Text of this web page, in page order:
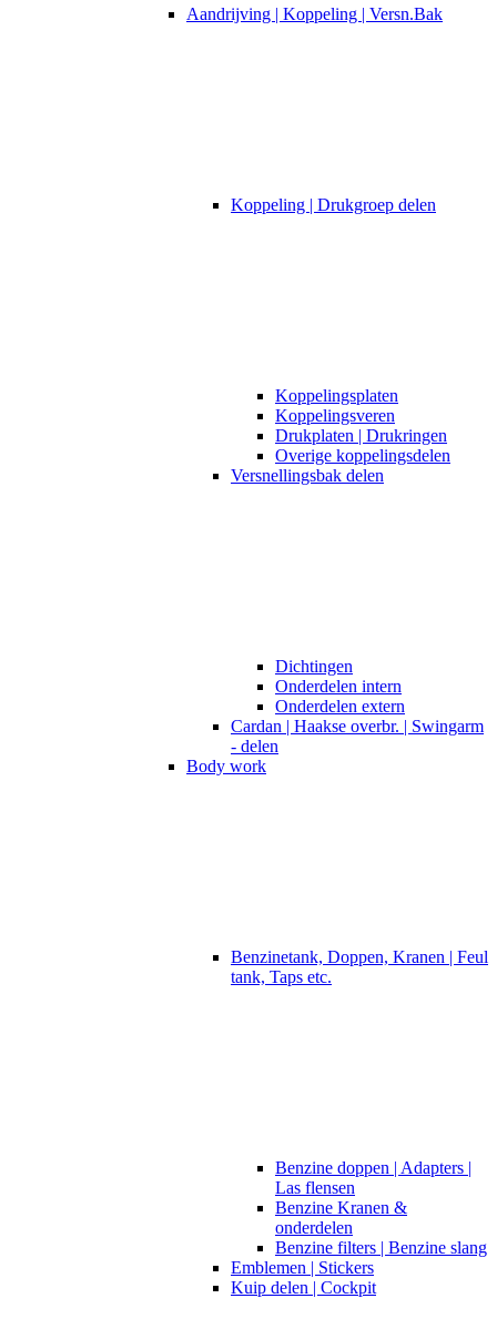
Aandrijving | Koppeling | Versn.Bak
Koppeling | Drukgroep delen
Koppelingsplaten
Koppelingsveren
Drukplaten | Drukringen
Overige koppelingsdelen
Versnellingsbak delen
Dichtingen
Onderdelen intern
Onderdelen extern
Cardan | Haakse overbr. | Swingarm
- delen
Body work
Benzinetank, Doppen, Kranen | Feul
tank, Taps etc.
Benzine doppen | Adapters |
Las flensen
Benzine Kranen &
onderdelen
Benzine filters | Benzine slang
Emblemen | Stickers
Kuip delen | Cockpit